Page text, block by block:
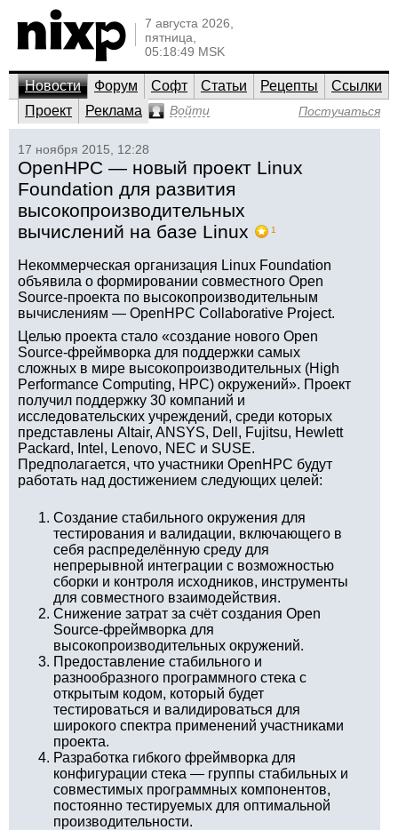
7 августа 2026,
пятница,
05:18:49 MSK
Новости Форум Софт Статьи Рецепты
Ссылки
Проект
Реклама Войти Постучаться
17 ноября 2015, 12:28
OpenHPC — новый проект Linux
Foundation для развития
высокопроизводительных
вычислений на базе Linux
1
Некоммерческая организация Linux Foundation
объявила о формировании совместного Open
Source-проекта по высокопроизводительным
вычислениям — OpenHPC Collaborative Project.
Целью проекта стало «создание нового Open
Source-фреймворка для поддержки самых
сложных в мире высокопроизводительных (High
Performance Computing, HPC) окружений». Проект
получил поддержку 30 компаний и
исследовательских учреждений, среди которых
представлены Altair, ANSYS, Dell, Fujitsu, Hewlett
Packard, Intel, Lenovo, NEC и SUSE.
Предполагается, что участники OpenHPC будут
работать над достижением следующих целей:
Создание стабильного окружения для
тестирования и валидации, включающего в
себя распределённую среду для
непрерывной интеграции с возможностью
сборки и контроля исходников, инструменты
для совместного взаимодействия.
Снижение затрат за счёт создания Open
Source-фреймворка для
высокопроизводительных окружений.
Предоставление стабильного и
разнообразного программного стека с
открытым кодом, который будет
тестироваться и валидироваться для
широкого спектра применений участниками
проекта.
Разработка гибкого фреймворка для
конфигурации стека — группы стабильных и
совместимых программных компонентов,
постоянно тестируемых для оптимальной
производительности.